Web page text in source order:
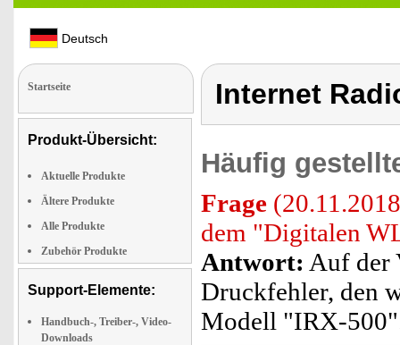
Deutsch
Startseite
Produkt-Übersicht:
Aktuelle Produkte
Ältere Produkte
Alle Produkte
Zubehör Produkte
Support-Elemente:
Handbuch-, Treiber-, Video-
Downloads
Internet
Häufig
Frage
dem "Digitalen
Antwort: Auf der
Druckfehler, den
Modell "IRX-